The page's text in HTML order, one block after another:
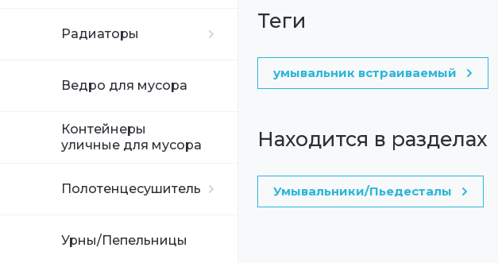
Радиаторы
Ведро для мусора
Контейнеры
уличные для мусора
Полотенцесушитель
Урны/Пепельницы
теги
умывальник встраиваемый
Находится в разделах
Умывальники/Пьедесталы